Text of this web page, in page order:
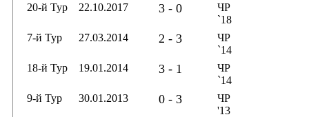
20-й Тур
22.10.2017 3 - 0
ЧР
`18
7-й Тур
27.03.2014 2 - 3
ЧР
`14
18-й Тур
19.01.2014 3 - 1
ЧР
`14
9-й Тур
30.01.2013 0 - 3
ЧР
'13